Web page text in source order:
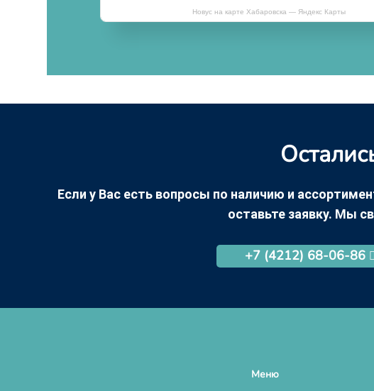
Новус на карте Хабаровска — Яндекс Карты
Если у Вас есть вопросы по наличию и
оставьте заявку. Мы
+7 (4212) 68-06-86
Меню